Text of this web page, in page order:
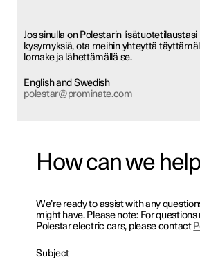
Jos sinulla on Polestarin lisätuotetilaustasi
kysymyksiä, ota meihin yhteyttä
lomake ja lähettämällä se.
English and Swedish
polestar@prominate.com
How can we
We’re ready to assist with any
might have. Please note: For questions
Polestar electric cars, please contact
Subject